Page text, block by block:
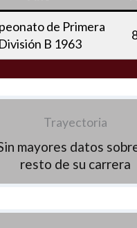
de Primera
División B 1963
Trayectoria
mayores datos
resto de su carrera